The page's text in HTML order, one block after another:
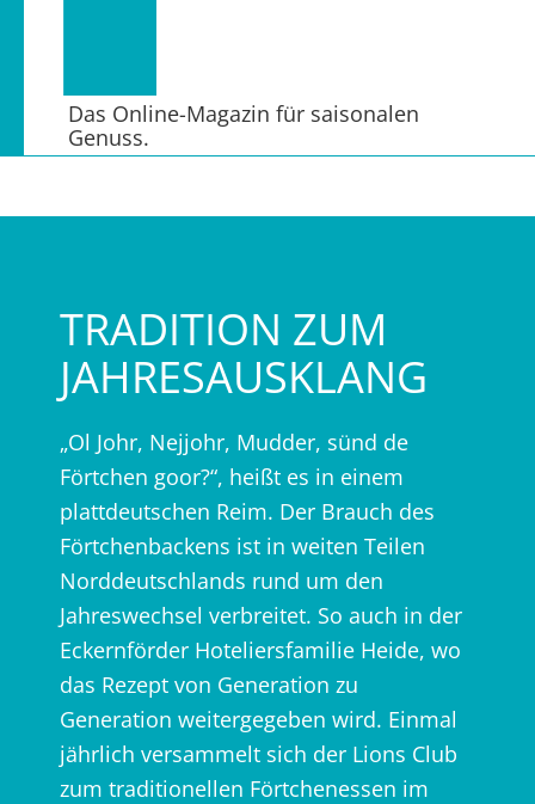
Das Online-Magazin für saisonalen
Genuss.
TRADITION ZUM
JAHRESAUSKLANG
„Ol Johr, Nejjohr, Mudder, sünd de
Förtchen goor?“, heißt es in einem
plattdeutschen Reim. Der Brauch des
Förtchenbackens ist in weiten Teilen
Norddeutschlands rund um den
Jahreswechsel verbreitet. So auch in der
Eckernförder Hoteliersfamilie Heide, wo
das Rezept von Generation zu
Generation weitergegeben wird. Einmal
jährlich versammelt sich der Lions Club
zum traditionellen Förtchenessen im